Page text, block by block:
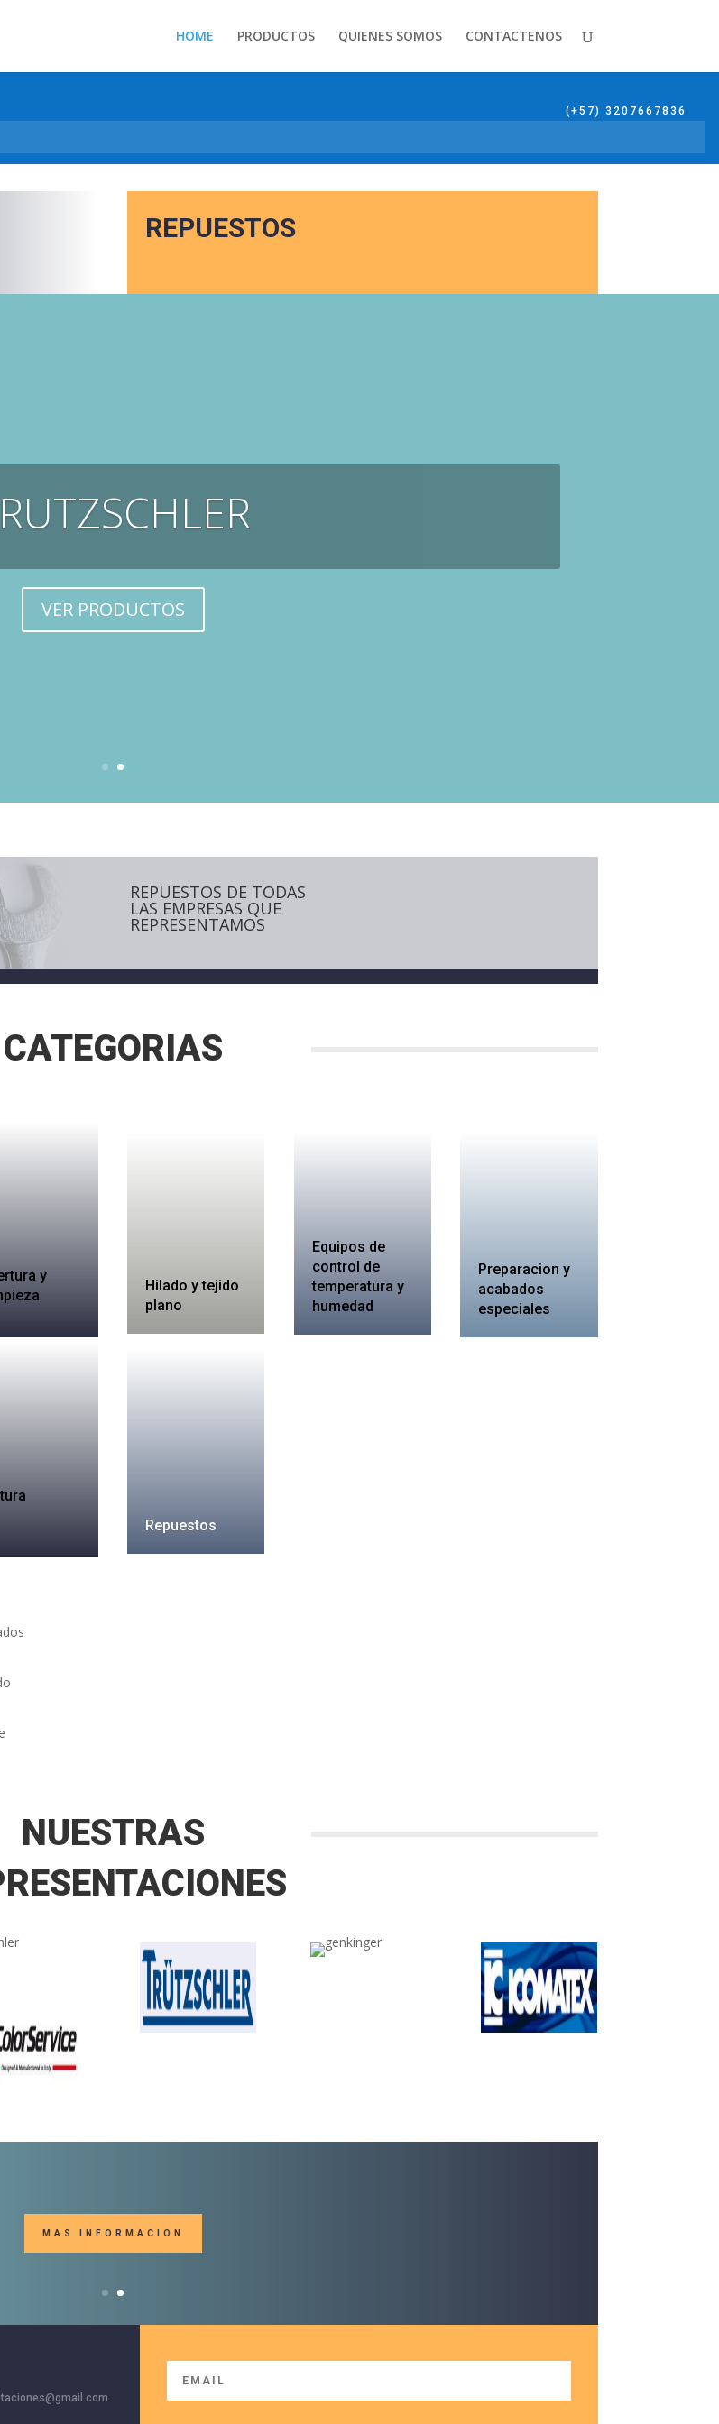
HOME PRODUCTOS QUIENES SOMOS CONTACTENOS
(+57) 3207667836
REPUESTOS
VER PRODUCTOS
REPUESTOS DE TODAS
LAS EMPRESAS QUE
REPRESENTAMOS
CATEGORIAS
y
Hilado y tejido
plano
Repuestos
Equipos de
control de
temperatura y
humedad
Preparacion y
acabados
especiales
NUESTRAS
MAS INFORMACION